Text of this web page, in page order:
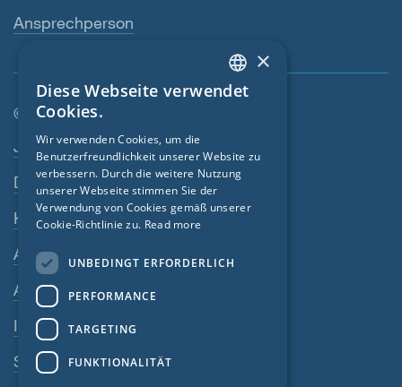
Ansprechperson
© SIGA 2026
Footer-Navigation
Jobs
Datenschutz
Kontakt
AGB
AEB
Impressum
SIGA-Meldesystem
ENGLISH
FRENCH
CZECH
×
Diese Webseite verwendet
Cookies.
Wir verwenden Cookies, um die
Benutzerfreundlichkeit unserer Website zu
verbessern. Durch die weitere Nutzung
unserer Webseite stimmen Sie der
Verwendung von Cookies gemäß unserer
Cookie-Richtlinie zu. Read more
UNBEDINGT ERFORDERLICH
PERFORMANCE
TARGETING
FUNKTIONALITÄT